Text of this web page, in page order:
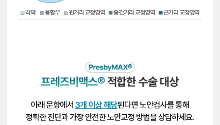
아래 문항에서 3개 이상 해당된다면 노안검사를 통해
정확한 진단과 가장 안전한 노안교정 방법을 상담하세요.